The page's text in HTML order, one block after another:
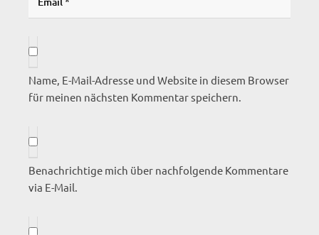
Name, E-Mail-Adresse und Website in diesem Browser
für meinen nächsten Kommentar speichern.
Benachrichtige mich über nachfolgende Kommentare
via E-Mail.